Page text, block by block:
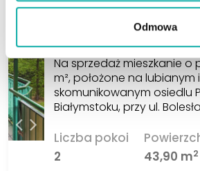
Odmowa
ul. Bolesława Chrobrego
Mieszkanie na wysokim
Na sprzedaż mieszkanie o
m², położone na lubianym
skomunikowanym osiedlu
Białymstoku, przy ul.
Liczba pokoi
2
43,90 m2